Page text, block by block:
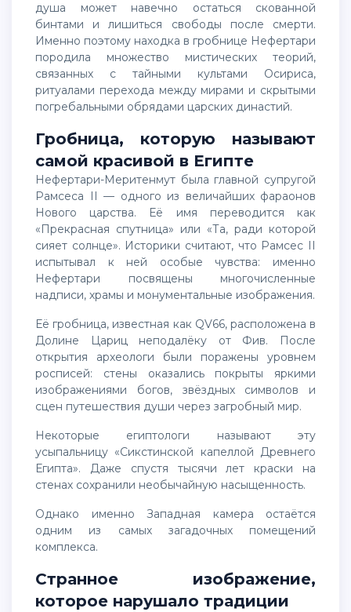
душа может навечно остаться скованной
бинтами и лишиться свободы после смерти.
Именно поэтому находка в гробнице Нефертари
породила множество мистических теорий,
связанных с тайными культами Осириса,
ритуалами перехода между мирами и скрытыми
погребальными обрядами царских династий.
Гробница, которую называют
самой красивой в Египте
Нефертари-Меритенмут была главной супругой
Рамсеса II — одного из величайших фараонов
Нового царства. Её имя переводится как
«Прекрасная спутница» или «Та, ради которой
сияет солнце». Историки считают, что Рамсес II
испытывал к ней особые чувства: именно
Нефертари посвящены многочисленные
надписи, храмы и монументальные изображения.
Её гробница, известная как QV66, расположена в
Долине Цариц неподалёку от Фив. После
открытия археологи были поражены уровнем
росписей: стены оказались покрыты яркими
изображениями богов, звёздных символов и
сцен путешествия души через загробный мир.
Некоторые египтологи называют эту
усыпальницу «Сикстинской капеллой Древнего
Египта». Даже спустя тысячи лет краски на
стенах сохранили необычайную насыщенность.
Однако именно Западная камера остаётся
одним из самых загадочных помещений
комплекса.
Странное изображение,
которое нарушало традиции